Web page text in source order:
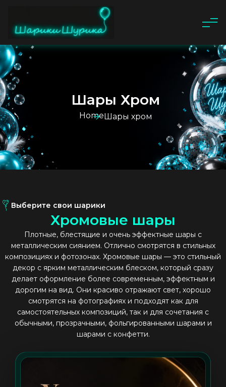
Шары Хром
HomeШары хром
Выберите свои шарики
Хромовые шары
Плотные, блестящие и очень эффектные шары с
металлическим сиянием. Отлично смотрятся в стильных
композициях и фотозонах. Хромовые шары — это стильный
декор с ярким металлическим блеском, который сразу
делает оформление более современным, эффектным и
дорогим на вид. Они красиво отражают свет, хорошо
смотрятся на фотографиях и подходят как для
самостоятельных композиций, так и для сочетания с
обычными, прозрачными, фольгированными шарами и
шарами с конфетти.